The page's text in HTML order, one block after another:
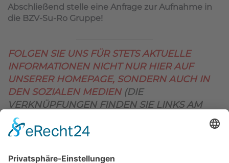
Abschließend stelle eine Anfrage zur Aufnahme in
die BZV-Su-Ro Gruppe!
FOLGEN SIE UNS FÜR STETS AKTUELLE
INFORMATIONEN NICHT NUR HIER AUF
UNSERER HOMEPAGE, SONDERN AUCH IN
DEN SOZIALEN MEDIEN (DIE
VERKNÜPFUNGEN FINDEN SIE LINKS AM
OBEREN SEITENRAND)